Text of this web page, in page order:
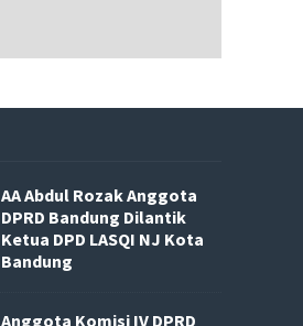
AA Abdul Rozak Anggota
DPRD Bandung Dilantik
Ketua DPD LASQI NJ Kota
Bandung
Anggota Komisi IV DPRD